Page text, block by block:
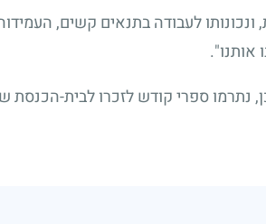
ונכונותו לעבודה בתנאים קשים,
אותנו".
נתרמו ספרי קודש לזכרו לבית-